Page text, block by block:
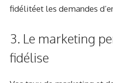
fidélitéet les demandes
3. Le marketing
fidélise